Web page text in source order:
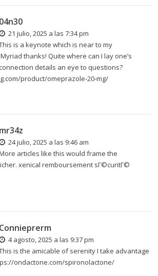
04n30
21 julio, 2025 a las 7:34 pm
is a keynote which is near to my
thanks! Quite where can I lay one’s
details an eye to questions?
product/omeprazole-20-mg/
mr34z
24 julio, 2025 a las 9:46 am
articles like this would frame the
xenical remboursement sГ©curitГ©
Connieprerm
4 agosto, 2025 a las 9:37 pm
is the amicable of serenity I take advantage
ondactone.com/spironolactone/